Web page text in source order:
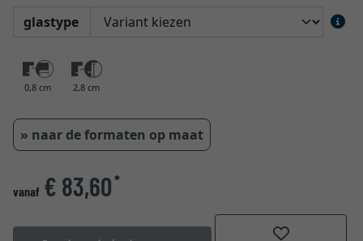
glastype
0,8 cm 2,8 cm
» naar de formaten op maat
vanaf € 83,60*